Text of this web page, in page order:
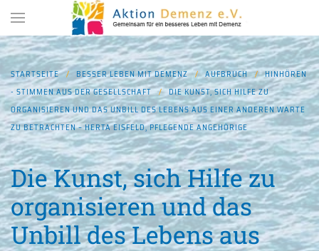
Zum Hauptinhalt springen
STARTSEITE BESSER LEBEN MIT DEMENZ AUFBRUCH
HINHÖREN
- STIMMEN AUS DER GESELLSCHAFT
DIE KUNST, SICH HILFE ZU
ORGANISIEREN UND DAS UNBILL DES LEBENS AUS EINER ANDEREN WARTE
ZU BETRACHTEN – HERTA EISFELD, PFLEGENDE ANGEHÖRIGE
Die Kunst, sich Hilfe zu
organisieren und das
Unbill des Lebens aus